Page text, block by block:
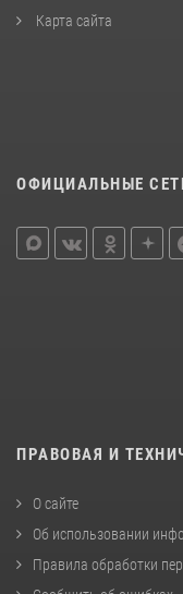
Карта сайта
ОФИЦИАЛЬНЫЕ
ПРАВОВАЯ И
О сайте
Об использовании
Правила обработки